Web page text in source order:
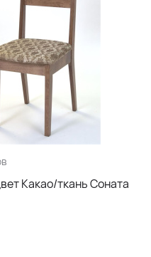
Какао/ткань Соната